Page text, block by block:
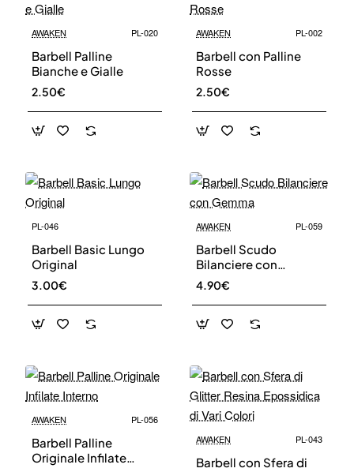
AWAKEN PL-020
Barbell Palline
Bianche e Gialle
2.50€
AWAKEN PL-002
Barbell con Palline
Rosse
2.50€
PL-046
Barbell Basic Lungo
Original
3.00€
AWAKEN PL-059
Barbell Scudo
Bilanciere con
Gemma
4.90€
AWAKEN PL-056
Barbell Palline
Originale Infilate
AWAKEN PL-043
Barbell con Sfera di